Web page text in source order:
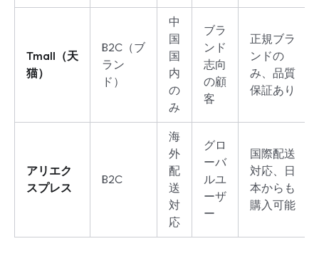
Tmall（天
猫）
B2C（ブ
ラン
ド）
中
国
国
内
の
み
ブラ
ンド
志向
の顧
客
正規ブラ
ンドの
み、品質
保証あり
アリエク
スプレス
B2C
海
外
配
送
対
応
グロ
ーバ
ルユ
ーザ
ー
国際配送
対応、日
本からも
購入可能